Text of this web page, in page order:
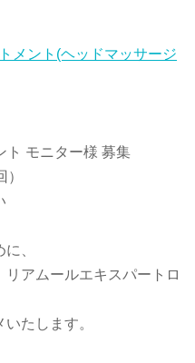
メント(ヘッドマッサージ
ト モニター様 募集
、
アムールエキスパートロ
たします。